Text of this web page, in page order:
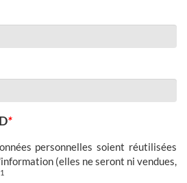
*
personnelles soient réutilisées
(elles ne seront ni vendues,
1